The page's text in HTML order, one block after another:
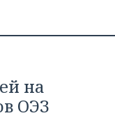
на
ОЭЗ